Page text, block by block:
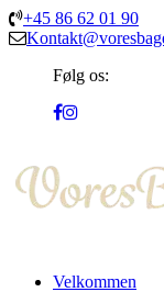
+45 86 62 01 90
Følg os:
Velkommen